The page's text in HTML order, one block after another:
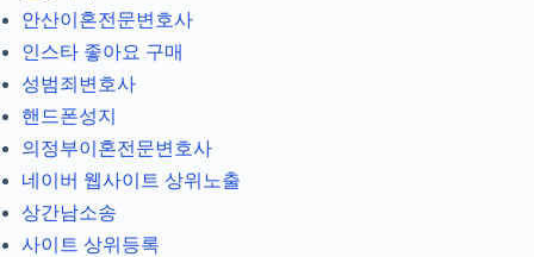
안산이혼전문변호사
인스타 좋아요 구매
성범죄변호사
핸드폰성지
의정부이혼전문변호사
네이버 웹사이트 상위노출
상간남소송
사이트 상위등록